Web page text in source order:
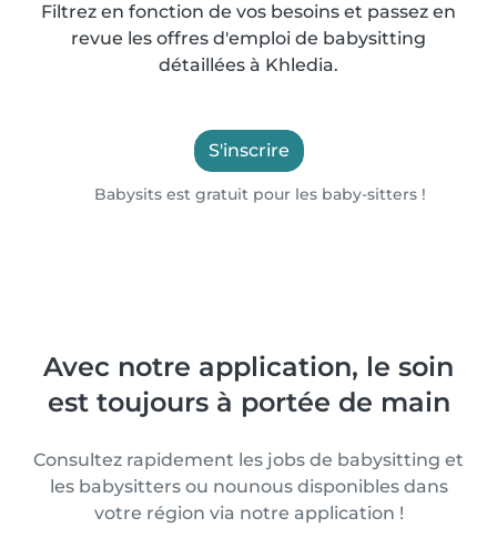
Filtrez en fonction de vos besoins et passez en
revue les offres d'emploi de babysitting
détaillées à Khledia.
S'inscrire
Babysits est gratuit pour les baby-sitters !
Avec notre application, le soin
est toujours à portée de main
Consultez rapidement les jobs de babysitting et
les babysitters ou nounous disponibles dans
votre région via notre application !